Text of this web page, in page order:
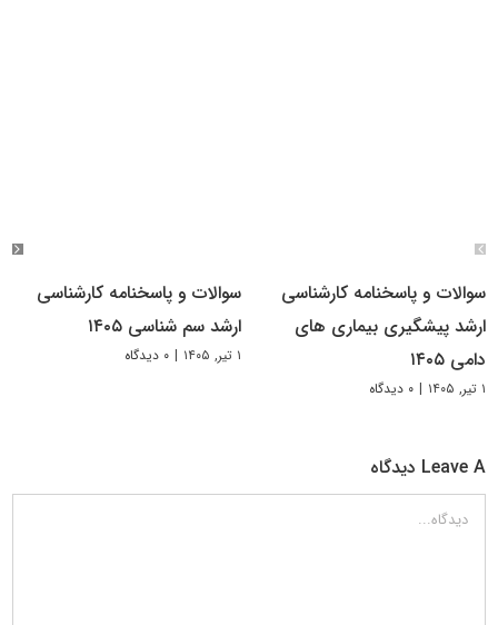
سوالات و پاسخنامه کارشناسی
ارشد پیشگیری بیماری های
دامی ۱۴۰۵
۱ تیر, ۱۴۰۵ | ۰ دیدگاه
سوالات و پاسخنامه کارشناسی
ارشد سم شناسی ۱۴۰۵
۱ تیر, ۱۴۰۵ | ۰ دیدگاه
Leave A دیدگاه
دیدگاه